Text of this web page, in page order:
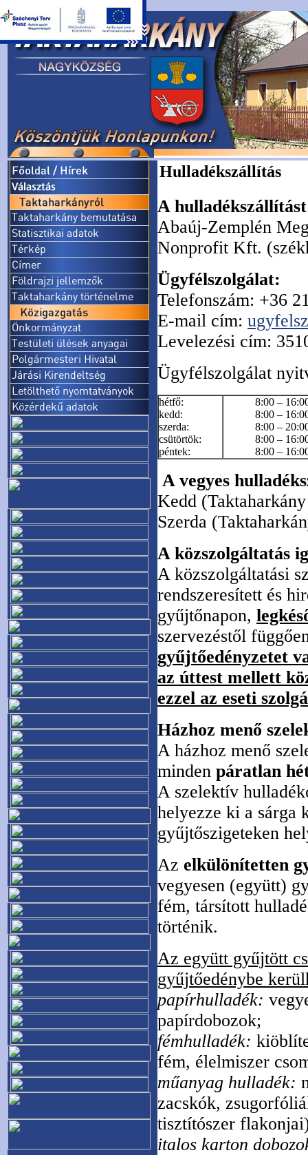
Hulladékszállítás
A
Abaúj-Zemplén
Nonprofit Kft.
Ügyfélszolgálat:
Telefonszám: +36
E-mail cím:
Levelezési cím:
Ügyfélszolgálat
hétfő:
kedd:
szerda:
csütörtök:
péntek:
8:00 –
8:00 –
8:00 –
8:00 –
8:00 –
A vegyes
Kedd
Szerda
A közszolgáltatás
A közszolgáltatási
rendszeresített és
gyűjtőnapon,
szervezéstől
gyűjtőedényzetet
az úttest mellett
ezzel az eseti
Házhoz menő
A házhoz menő
minden páratlan
A szelektív
helyezze ki a sárga
gyűjtőszigeteken
Az elkülönítetten
vegyesen (együtt)
fém, társított
történik.
Az együtt gyűjtött
gyűjtőedénybe
papírhulladék:
papírdobozok;
fémhulladék:
fém, élelmiszer
műanyag hulladék:
zacskók,
tisztítószer
italos karton